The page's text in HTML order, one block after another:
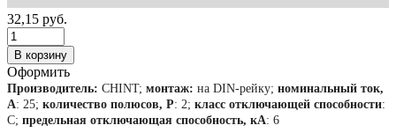
32,15 руб.
В корзину
Оформить
Производитель: CHINT; монтаж: на DIN-рейку; номинальный ток,
А: 25; количество полюсов, Р: 2; класс отключающей способности:
С; предельная отключающая способность, кА: 6